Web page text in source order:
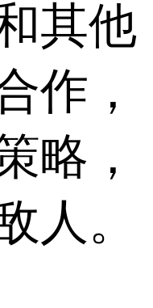
其他
作，
略，
人。